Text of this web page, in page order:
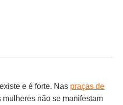
e é forte. Nas praças de
mulheres não se manifestam